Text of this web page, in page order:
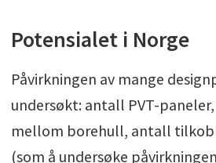
Potensialet i Norge
Påvirkningen av mange
undersøkt: antall PVT-
mellom borehull, antall
(som å undersøke